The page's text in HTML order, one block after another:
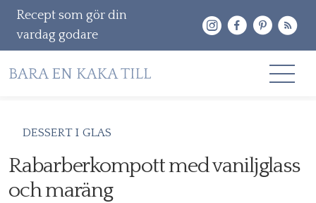
Recept som gör din
vardag godare
till
innehåll
OM MIG
KONTAKT & PR
DESSERT I GLAS
Rabarberkompott med vaniljglass
och maräng